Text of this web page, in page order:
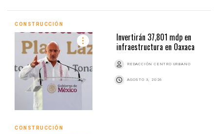
CONSTRUCCIÓN
Invertirán 37,801 mdp en
infraestructura en Oaxaca
REDACCIÓN CENTRO URBANO
AGOSTO 3, 2026
CONSTRUCCIÓN